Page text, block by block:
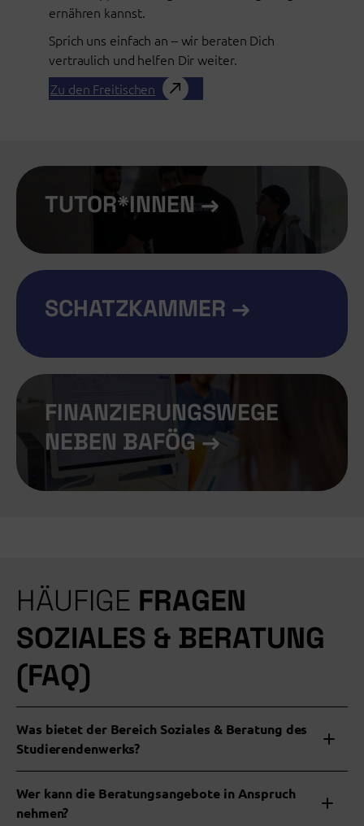
ernähren kannst.
Sprich uns einfach an – wir beraten Dich
vertraulich und helfen Dir weiter.
Zu den Freitischen
TUTOR*INNEN →
SCHATZKAMMER →
FINANZIERUNGSWEGE
NEBEN BAFÖG →
HÄUFIGE FRAGEN
SOZIALES & BERATUNG
(FAQ)
Was bietet der Bereich Soziales & Beratung des
Studierendenwerks?
Wer kann die Beratungsangebote in Anspruch
nehmen?